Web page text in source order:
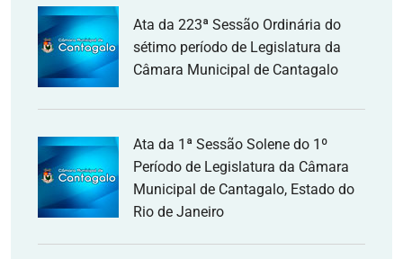
Ata da 223ª Sessão Ordinária do
sétimo período de Legislatura da
Câmara Municipal de Cantagalo
Ata da 1ª Sessão Solene do 1º
Período de Legislatura da Câmara
Municipal de Cantagalo, Estado do
Rio de Janeiro